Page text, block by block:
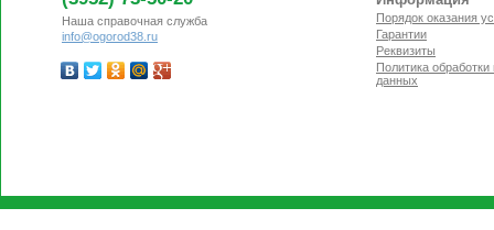
Наша справочная служба
info@ogorod38.ru
Порядок оказания
Гарантии
Реквизиты
Политика
данных